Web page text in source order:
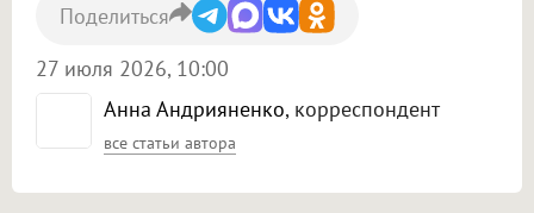
Анна Андрияненко, корреспондент
все статьи автора
27 июля 2026, 10:00
Поделиться